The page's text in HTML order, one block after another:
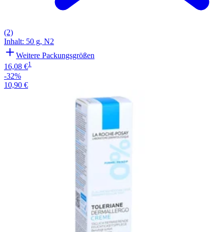
(2)
Inhalt: 50 g, N2
Weitere Packungsgrößen
16,08 €1
-32%
10,90 €